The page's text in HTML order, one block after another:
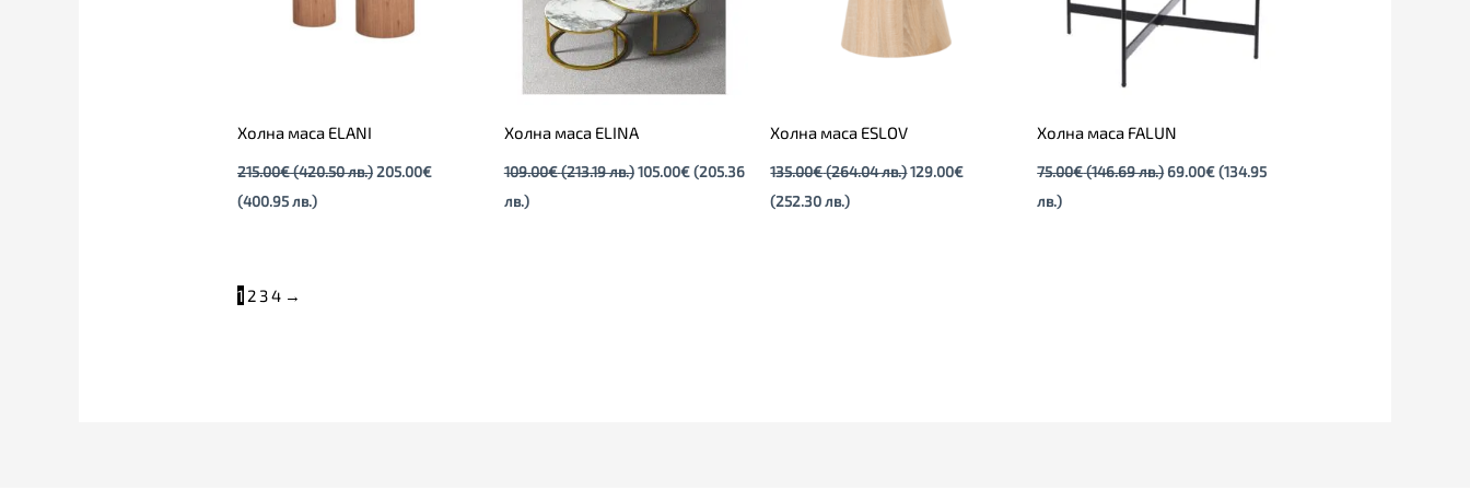
Холна маса ELANI
215.00€(420.50 лв.)205.00€
(400.95 лв.)
Холна маса ELINA
109.00€(213.19 лв.) 105.00€ (205.36
лв.)
Холна маса ESLOV
135.00€(264.04 лв.)129.00€
(252.30 лв.)
Холна маса FALUN
75.00€(146.69 лв.) 69.00€ (134.95
лв.)
1 2 34 →